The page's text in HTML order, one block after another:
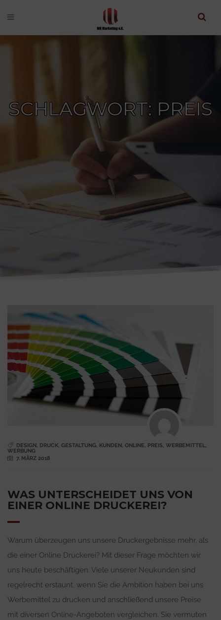
SCHLAGWORT: PREIS
DESIGN, DRUCK, GESTALTUNG, KUNDEN, ONLINE, PREIS, WERBEMITTEL,
WERBUNG
7. MÄRZ 2018
WAS UNTERSCHEIDET UNS VON
EINER ONLINE DRUCKEREI?
Warum überzeugen uns unsere Druckergebnisse mehr, als
die einer Online Druckerei? Mit dieser Frage möchten wir
uns heute beschäftigen. Viele unserer Neukunden sind
regelrecht erstaunt, wenn Sie die Ambition haben bei uns
Werbemittel zu drucken und anschließend unsere Preise
mit diversen Online-Angeboten vergleichen. Sie vermuten